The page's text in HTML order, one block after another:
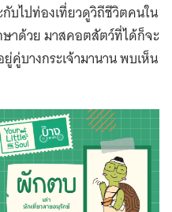
บไปท่องเที่ยวดูวิถีชีวิตคนใน
ด้วย มาสคอตสัตว์ที่ได้ก็จะ
คู่บางกระเจ้ามานาน พบเห็น